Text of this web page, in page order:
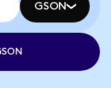
GSON